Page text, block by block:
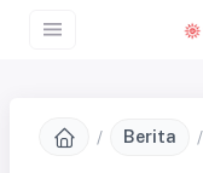
Berita